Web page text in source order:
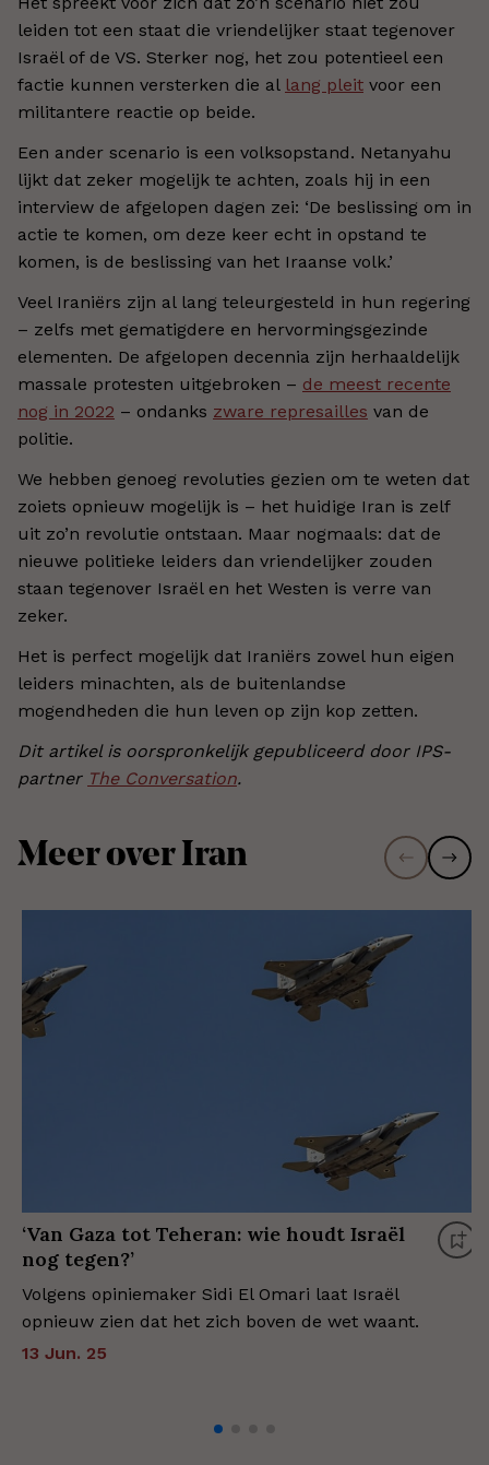
leiden tot een staat die vriendelijker staat tegenover
Israël of de VS. Sterker nog, het zou potentieel een
factie kunnen versterken die al lang pleit voor een
militantere reactie op beide.
Een ander scenario is een volksopstand. Netanyahu
lijkt dat zeker mogelijk te achten, zoals hij in een
interview de afgelopen dagen zei: ‘De beslissing om in
actie te komen, om deze keer echt in opstand te
komen, is de beslissing van het Iraanse volk.’
Veel Iraniërs zijn al lang teleurgesteld in hun regering
– zelfs met gematigdere en hervormingsgezinde
elementen. De afgelopen decennia zijn herhaaldelijk
massale protesten uitgebroken – de meest recente
nog in 2022 – ondanks zware represailles van de
politie.
We hebben genoeg revoluties gezien om te weten dat
zoiets opnieuw mogelijk is – het huidige Iran is zelf
uit zo’n revolutie ontstaan. Maar nogmaals: dat de
nieuwe politieke leiders dan vriendelijker zouden
staan tegenover Israël en het Westen is verre van
zeker.
Het is perfect mogelijk dat Iraniërs zowel hun eigen
leiders minachten, als de buitenlandse
mogendheden die hun leven op zijn kop zetten.
Dit artikel is oorspronkelijk gepubliceerd door IPS-
partner The Conversation.
Meer over Iran
‘Van Gaza tot Teheran: wie houdt Israël
nog tegen?’
Volgens opiniemaker Sidi El Omari laat Israël
opnieuw zien dat het zich boven de wet waant.
13 Jun. 25